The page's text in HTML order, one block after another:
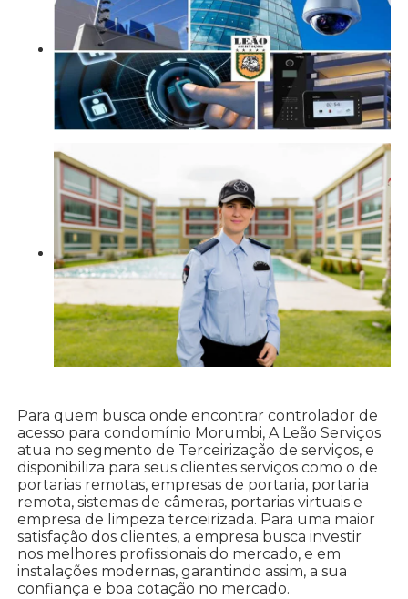
Para quem busca onde encontrar controlador de
acesso para condomínio Morumbi, A Leão Serviços
atua no segmento de Terceirização de serviços, e
disponibiliza para seus clientes serviços como o de
portarias remotas, empresas de portaria, portaria
remota, sistemas de câmeras, portarias virtuais e
empresa de limpeza terceirizada. Para uma maior
satisfação dos clientes, a empresa busca investir
nos melhores profissionais do mercado, e em
instalações modernas, garantindo assim, a sua
confiança e boa cotação no mercado.